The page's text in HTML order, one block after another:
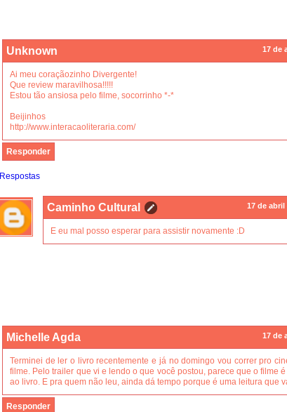
Unknown 17 de
Ai meu coraçãozinho Divergente!
Que review maravilhosa!!!!!
Estou tão ansiosa pelo filme, socorrinho *-*
Beijinhos
http://www.interacaoliteraria.com/
Responder
Respostas
Caminho Cultural 17 de abril
E eu mal posso esperar para assistir novamente :D
Michelle Agda 17 de
Terminei de ler o livro recentemente e já no domingo vou correr pro
filme. Pelo trailer que vi e lendo o que você postou, parece que o filme é
ao livro. E pra quem não leu, ainda dá tempo porque é uma leitura que
Responder